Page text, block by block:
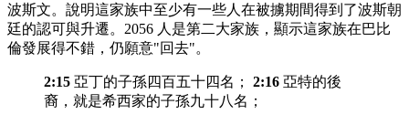
波斯文。說明這家族中至少有一些人在被擄期間得到了波斯朝
廷的認可與升遷。2056 人是第二大家族，顯示這家族在巴比
倫發展得不錯，仍願意"回去"。
2:15 亞丁的子孫四百五十四名； 2:16 亞特的後
裔，就是希西家的子孫九十八名；